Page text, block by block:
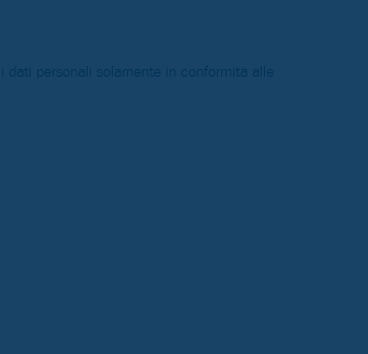
dati personali solamente in conformità alle